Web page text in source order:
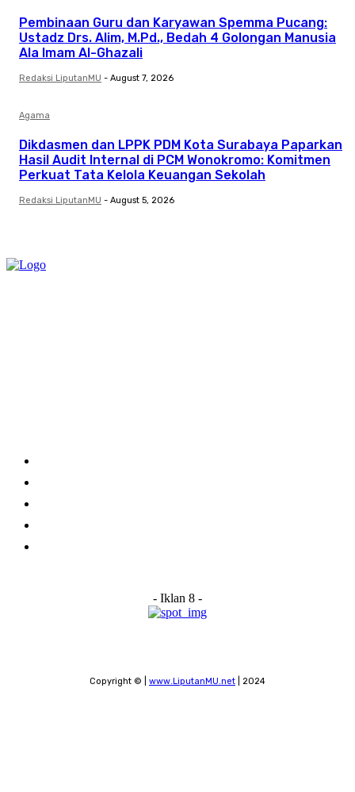
Pembinaan Guru dan Karyawan Spemma Pucang:
Ustadz Drs. Alim, M.Pd., Bedah 4 Golongan Manusia
Ala Imam Al-Ghazali
Redaksi LiputanMU - August 7, 2026
Agama
Dikdasmen dan LPPK PDM Kota Surabaya Paparkan
Hasil Audit Internal di PCM Wonokromo: Komitmen
Perkuat Tata Kelola Keuangan Sekolah
Redaksi LiputanMU - August 5, 2026
- Iklan 8 -
Copyright © | www.LiputanMU.net | 2024